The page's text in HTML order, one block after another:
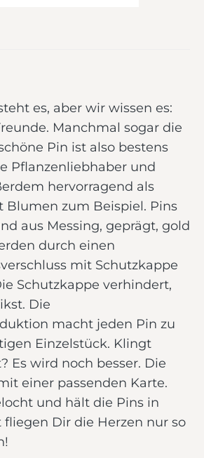
es, aber wir wissen es:
Manchmal sogar die
Pin ist also bestens
Pflanzenliebhaber und
hervorragend als
Blumen zum Beispiel. Pins
aus Messing, geprägt, gold
durch einen
mit Schutzkappe
Schutzkappe verhindert,
Die
macht jeden Pin zu
Einzelstück. Klingt
Es wird noch besser. Die
einer passenden Karte.
und hält die Pins in
fliegen Dir die Herzen nur so